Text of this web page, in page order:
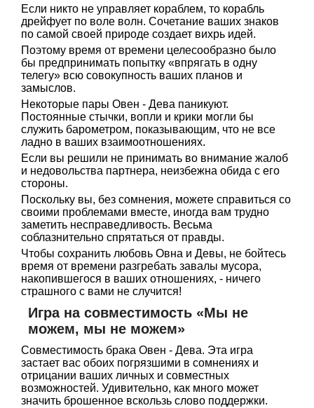
Если никто не управляет кораблем, то корабль
дрейфует по воле волн. Сочетание ваших знаков
по самой своей природе создает вихрь идей.
Поэтому время от времени целесообразно было
бы предпринимать попытку «впрягать в одну
телегу» всю совокупность ваших планов и
замыслов.
Некоторые пары Овен - Дева паникуют.
Постоянные стычки, вопли и крики могли бы
служить барометром, показывающим, что не все
ладно в ваших взаимоотношениях.
Если вы решили не принимать во внимание жалоб
и недовольства партнера, неизбежна обида с его
стороны.
Поскольку вы, без сомнения, можете справиться со
своими проблемами вместе, иногда вам трудно
заметить несправедливость. Весьма
соблазнительно спрятаться от правды.
Чтобы сохранить любовь Овна и Девы, не бойтесь
время от времени разгребать завалы мусора,
накопившегося в ваших отношениях, - ничего
страшного с вами не случится!
Игра на совместимость «Мы не
можем, мы не можем»
Совместимость брака Овен - Дева. Эта игра
застает вас обоих погрязшими в сомнениях и
отрицании ваших личных и совместных
возможностей. Удивительно, как много может
значить брошенное вскользь слово поддержки.